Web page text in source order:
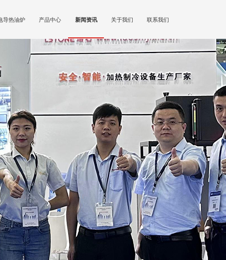
导热油炉 产品中心 新闻资讯 关于我们 联系我们